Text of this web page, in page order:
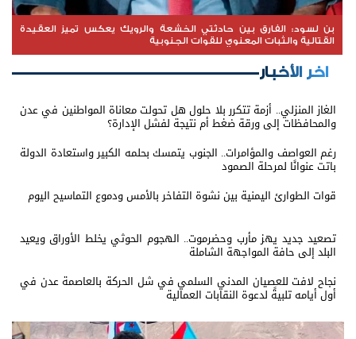
بن لسود: الفارق بين حادثتي الخشعة والرويك يعكس تميز العقيدة
القتالية والثبات المعنوي للقوات الجنوبية
اخر الأخبار
الغاز المنزلي.. أزمة تتكرر بلا حلول هل تحولت معاناة المواطنين في عدن
والمحافظات إلى ورقة ضغط أم نتيجة لفشل الإدارة؟
رغم العواصف والمؤامرات.. الجنوب يتمسك بحلمه الكبير واستعادة الدولة
باتت عنوانًا لمرحلة الصمود
قوات الطوارئ اليمنية بين نشوة التفاخر بالأمس ودموع التماسيح اليوم
تصعيد جديد يهز مأرب وحضرموت.. الهجوم الحوثي يخلط الأوراق ويعيد
البلد إلى حافة المواجهة الشاملة
نجاح لافت للعصيان المدني السلمي في شل الحركة بالعاصمة عدن في
أول أيامه تلبيةً لدعوة النقابات العمالية